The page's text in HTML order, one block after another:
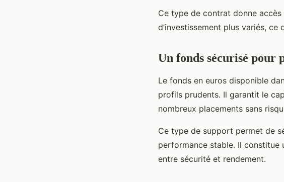
Ce type de contrat donne accès
d’investissement plus variés,
Un fonds sécurisé pour
Le fonds en euros disponible
profils prudents. Il garantit le
nombreux placements sans
Ce type de support permet de
performance stable. Il constitue
entre sécurité et rendement.